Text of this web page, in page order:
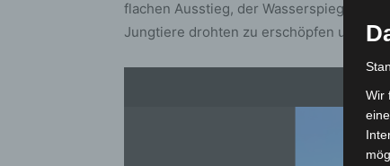
flachen Ausstieg, der Wasserspiegel lag
Jungtiere drohten zu erschöpfen und zu
Wir